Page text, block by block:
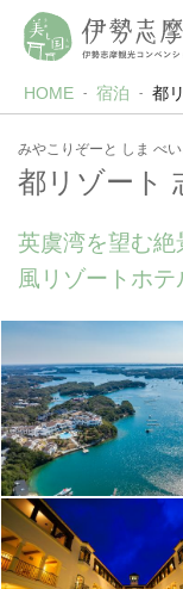
HOME 宿泊 都
みやこりぞーと しま べ
都リゾート
英虞湾を望む
風リゾートホテ